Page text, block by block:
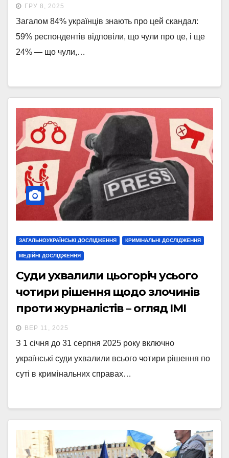
ГРУ 8, 2025
Загалом 84% українців знають про цей скандал:
59% респондентів відповіли, що чули про це, і ще
24% — що чули,…
ЗАГАЛЬНОУКРАЇНСЬКІ ДОСЛІДЖЕННЯ КРИМІНАЛЬНІ ДОСЛІДЖЕННЯ
МЕДІЙНІ ДОСЛІДЖЕННЯ
Суди ухвалили цьогоріч усього
чотири рішення щодо злочинів
проти журналістів – огляд ІМІ
ВЕР 11, 2025
З 1 січня до 31 серпня 2025 року включно
українські суди ухвалили всього чотири рішення по
суті в кримінальних справах…